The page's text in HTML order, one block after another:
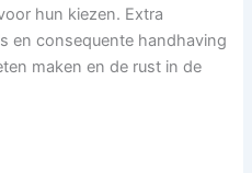
hun kiezen. Extra
en consequente handhaving
maken en de rust in de